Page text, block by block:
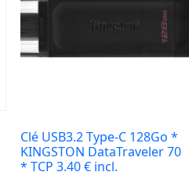
Clé USB3.2 Type-C 128Go *
KINGSTON DataTraveler 70
* TCP 3.40 € incl.